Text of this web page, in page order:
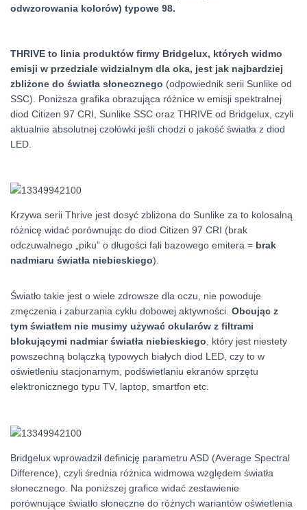
odwzorowania kolorów) typowe 98.
THRIVE to linia produktów firmy Bridgelux, których widmo
emisji w przedziale widzialnym dla oka, jest jak najbardziej
zbliżone do światła słonecznego (odpowiednik serii Sunlike od
SSC). Poniższa grafika obrazująca różnice w emisji spektralnej
diod Citizen 97 CRI, Sunlike SSC oraz THRIVE od Bridgelux, czyli
aktualnie absolutnej czołówki jeśli chodzi o jakość światła z diod
LED.
Krzywa serii Thrive jest dosyć zbliżona do Sunlike za to kolosalną
różnicę widać porównując do diod Citizen 97 CRI (brak
odczuwalnego „piku” o długości fali bazowego emitera = brak
nadmiaru światła niebieskiego).
Światło takie jest o wiele zdrowsze dla oczu, nie powoduje
zmęczenia i zaburzania cyklu dobowej aktywności. Obcując z
tym światłem nie musimy używać okularów z filtrami
blokującymi nadmiar światła niebieskiego, który jest niestety
powszechną bolączką typowych białych diod LED, czy to w
oświetleniu stacjonarnym, podświetlaniu ekranów sprzętu
elektronicznego typu TV, laptop, smartfon etc.
Bridgelux wprowadził definicję parametru ASD (Average Spectral
Difference), czyli średnia różnica widmowa względem światła
słonecznego. Na poniższej grafice widać zestawienie
porównujące światło słoneczne do różnych wariantów oświetlenia